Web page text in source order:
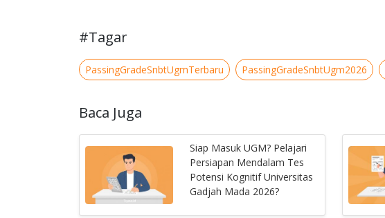
#Tagar
PassingGradeSnbtUgmTerbaru PassingGradeSnbtUgm2026
Baca Juga
Siap Masuk UGM? Pelajari
Persiapan Mendalam Tes
Potensi Kognitif Universitas
Gadjah Mada 2026?